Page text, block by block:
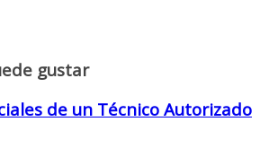
gustar
de un Técnico Autorizado